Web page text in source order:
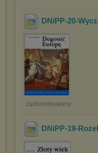
DNiPP-20-
zachomikowany
DNiPP-19-